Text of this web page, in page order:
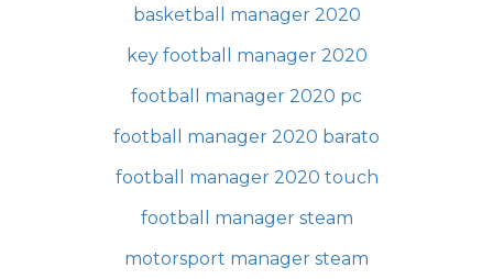
basketball manager 2020
key football manager 2020
football manager 2020 pc
football manager 2020 barato
football manager 2020 touch
football manager steam
motorsport manager steam